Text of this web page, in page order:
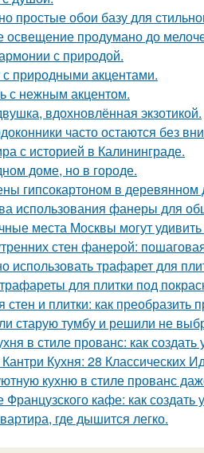
простые обои базу для
освещение продумано до
с природой.
природными акцентами.
с нежным акцентом.
вдохновлённая экзотикой.
часто остаются без
с историей в Калининграде.
доме, но в городе.
гипсокартоном в деревянном
использования фанеры для
места Москвы могут
стен фанерой:
использовать трафарет для
для плитки под
стен и плитки: как преобразить
старую тумбу и решили не
в стиле прованс: как
Кухня: 28 Классических
кухню в стиле прованс
Французского кафе: как
где дышится легко.